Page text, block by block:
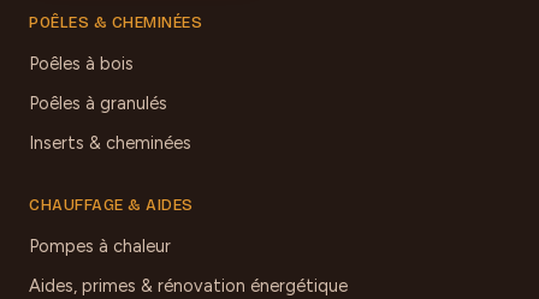
POÊLES & CHEMINÉES
Poêles à bois
Poêles à granulés
Inserts & cheminées
CHAUFFAGE & AIDES
Pompes à chaleur
Aides, primes & rénovation énergétique